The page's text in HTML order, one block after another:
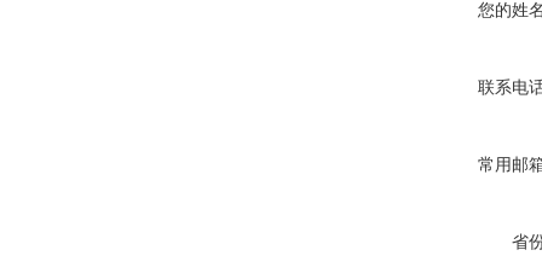
您的姓
联系电
常用邮
省